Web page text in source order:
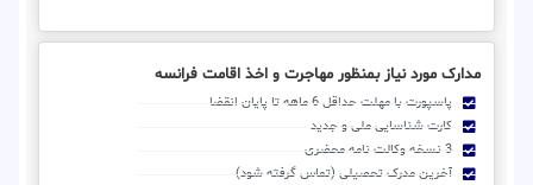
مدارک مورد نیاز بمنظور مهاجرت و اخذ اقامت فرانسه
پاسپورت با مهلت حداقل 6 ماهه تا پایان انقضا
کارت شناسایی ملی و جدید
3 نسخه وکالت نامه محضری
آخرین مدرک تحصیلی (تماس گرفته شود)